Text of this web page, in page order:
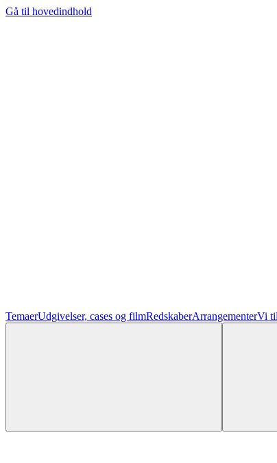
Gå til hovedindhold
TemaerUdgivelser, cases og filmRedskaberArrangementerVi